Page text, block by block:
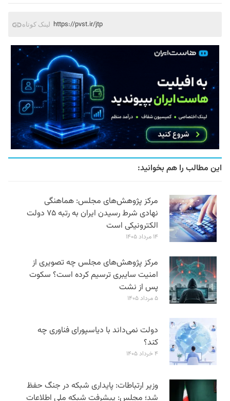
لینک کوتاه https://pvst.ir/jtp
این مطالب را هم بخوانید:
مرکز پژوهش‌های مجلس: هماهنگی
نهادی شرط رسیدن ایران به رتبه ۷۵ دولت
الکترونیکی است
۱۴ مرداد ۱۴۰۵
مرکز پژوهش‌های مجلس چه تصویری از
امنیت سایبری ترسیم کرده است؟ سکوت
پس از نشت
۵ مرداد ۱۴۰۵
دولت نمی‌داند با دیاسپورای فناوری چه
کند؟
۴ خرداد ۱۴۰۵
وزیر ارتباطات: پایداری شبکه در جنگ حفظ
شد؛ مجلس: پیشرفت شبکه ملی اطلاعات